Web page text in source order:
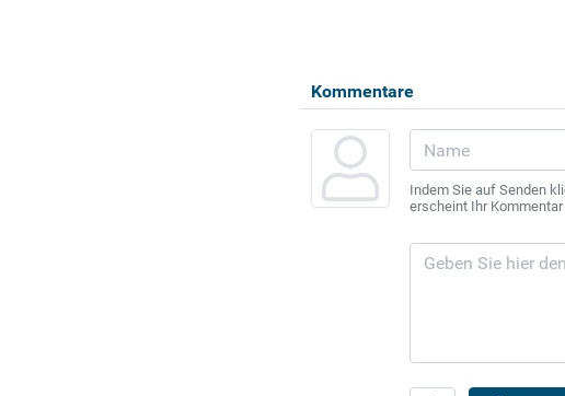
Kommentare
Indem Sie auf Senden
erscheint Ihr